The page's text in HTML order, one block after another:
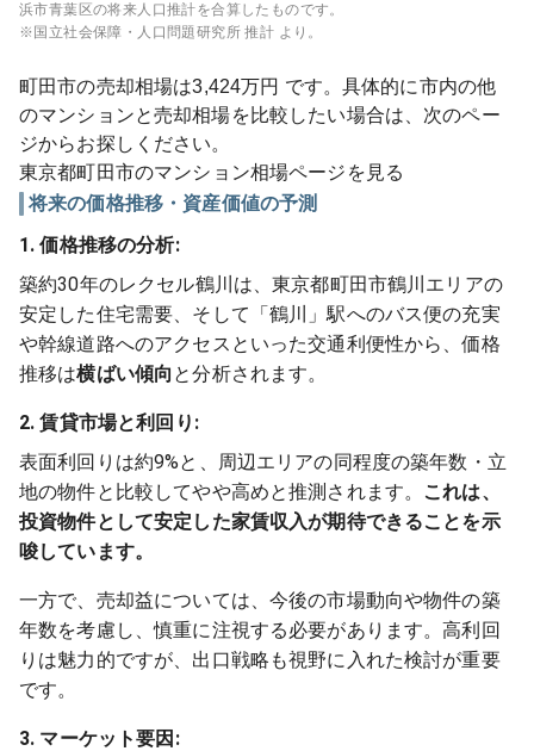
浜市青葉区の将来人口推計を合算したものです。
※国立社会保障・人口問題研究所 推計 より。
町田市の売却相場は3,424万円 です。具体的に市内の他
のマンションと売却相場を比較したい場合は、次のペー
ジからお探しください。
東京都町田市のマンション相場ページを見る
将来の価格推移・資産価値の予測
1. 価格推移の分析:
築約30年のレクセル鶴川は、東京都町田市鶴川エリアの
安定した住宅需要、そして「鶴川」駅へのバス便の充実
や幹線道路へのアクセスといった交通利便性から、価格
推移は横ばい傾向 と分析されます。
2. 賃貸市場と利回り:
表面利回りは約9%と、周辺エリアの同程度の築年数・立
地の物件と比較してやや高めと推測されます。 これは、
投資物件として安定した家賃収入が期待できることを示
唆しています。
一方で、売却益については、今後の市場動向や物件の築
年数を考慮し、慎重に注視する必要があります。高利回
りは魅力的ですが、出口戦略も視野に入れた検討が重要
です。
3. マーケット要因: